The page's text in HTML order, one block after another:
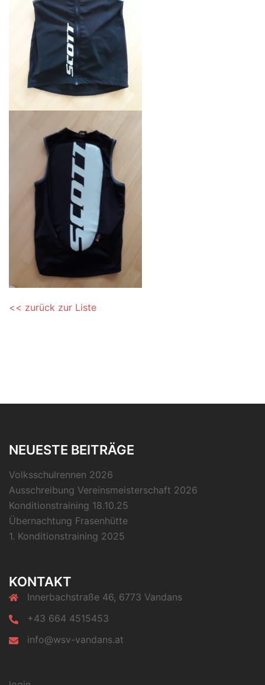
<< zurück zur Liste
NEUESTE BEITRÄGE
Volksschulrennen 2026
Ausschreibung Vereinsmeisterschaft 2026
Konditionstraining 18.10.25
Übernachtung Frasenhütte
1. Konditionstraining 2025
KONTAKT
Innerbachstraße 46, 6773 Vandans
+43 664 4515453
info@wsv-vandans.at